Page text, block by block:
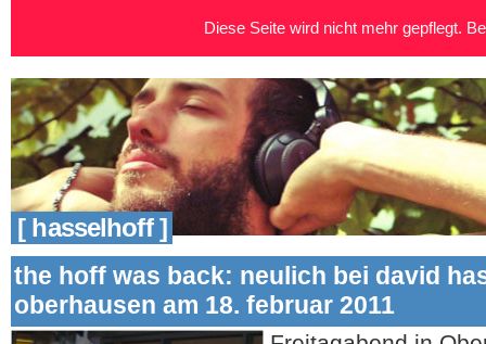
[ hasselhoff ]
the hoff was back: neulich bei david
oberhausen am 18. februar 2011
Diese Seite wird nicht mehr gepflegt.